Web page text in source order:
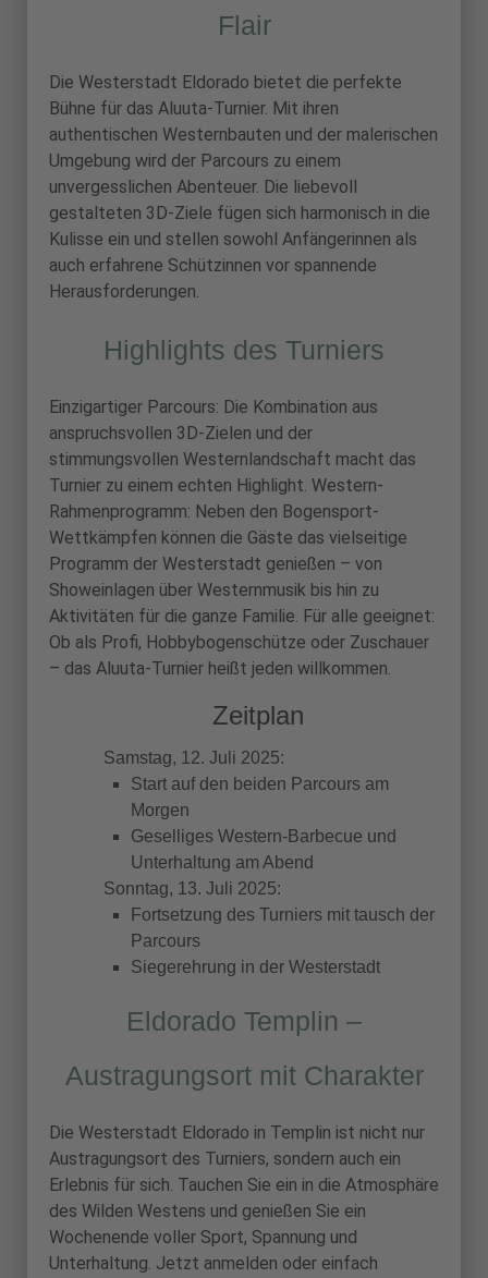
Flair
Die Westerstadt Eldorado bietet die perfekte
Bühne für das Aluuta-Turnier. Mit ihren
authentischen Westernbauten und der malerischen
Umgebung wird der Parcours zu einem
unvergesslichen Abenteuer. Die liebevoll
gestalteten 3D-Ziele fügen sich harmonisch in die
Kulisse ein und stellen sowohl Anfängerinnen als
auch erfahrene Schützinnen vor spannende
Herausforderungen.
Highlights des Turniers
Einzigartiger Parcours: Die Kombination aus
anspruchsvollen 3D-Zielen und der
stimmungsvollen Westernlandschaft macht das
Turnier zu einem echten Highlight. Western-
Rahmenprogramm: Neben den Bogensport-
Wettkämpfen können die Gäste das vielseitige
Programm der Westerstadt genießen – von
Showeinlagen über Westernmusik bis hin zu
Aktivitäten für die ganze Familie. Für alle geeignet:
Ob als Profi, Hobbybogenschütze oder Zuschauer
– das Aluuta-Turnier heißt jeden willkommen.
Zeitplan
Samstag, 12. Juli 2025:
Start auf den beiden Parcours am
Morgen
Geselliges Western-Barbecue und
Unterhaltung am Abend
Sonntag, 13. Juli 2025:
Fortsetzung des Turniers mit tausch der
Parcours
Siegerehrung in der Westerstadt
Eldorado Templin –
Austragungsort mit Charakter
Die Westerstadt Eldorado in Templin ist nicht nur
Austragungsort des Turniers, sondern auch ein
Erlebnis für sich. Tauchen Sie ein in die Atmosphäre
des Wilden Westens und genießen Sie ein
Wochenende voller Sport, Spannung und
Unterhaltung. Jetzt anmelden oder einfach